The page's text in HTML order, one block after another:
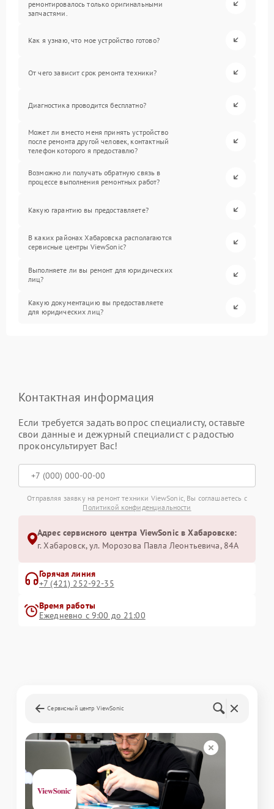
ремонтировалось только оригинальными
запчастями.
Как я узнаю, что мое устройство готово?
От чего зависит срок ремонта техники?
Диагностика проводится бесплатно?
Может ли вместо меня принять устройство
после ремонта другой человек, контактный
телефон которого я предоставлю?
Возможно ли получать обратную связь в
процессе выполнения ремонтных работ?
Какую гарантию вы предоставляете?
В каких районах Хабаровска располагаются
сервисные центры ViewSonic?
Выполняете ли вы ремонт для юридических
лиц?
Какую документацию вы предоставляете
для юридических лиц?
Контактная информация
Если требуется задать вопрос специалисту, оставьте
свои данные и дежурный специалист с радостью
проконсультирует Вас!
Отправляя заявку на ремонт техники ViewSonic, Вы соглашаетесь с
Политикой конфиденциальности
Адрес сервисного центра ViewSonic в Хабаровске:
г. Хабаровск, ул. Морозова Павла Леонтьевича, 84А
Горячая линия
+7 (421) 252-92-35
Время работы
Ежедневно с 9:00 до 21:00
Сервисный центр ViewSonic